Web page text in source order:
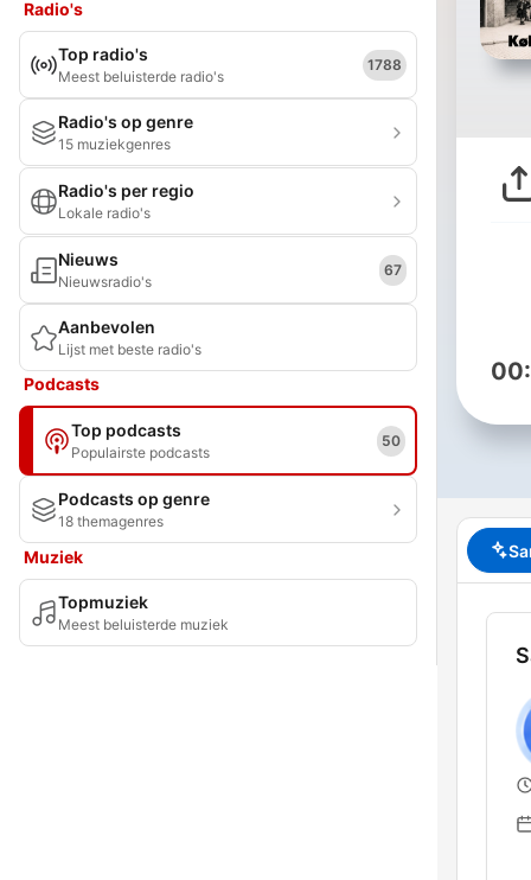
Radio's
Top radio's
Meest beluisterde radio's
1788
Radio's op genre
15 muziekgenres
Radio's per regio
Lokale radio's
Nieuws
Nieuwsradio's
67
Aanbevolen
Lijst met beste radio's
Podcasts
Top podcasts
Populairste podcasts
50
Podcasts op genre
18 themagenres
Muziek
Topmuziek
Meest beluisterde muziek